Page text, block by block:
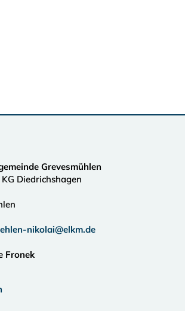
Grevesmühlen
Diedrichshagen
nikolai@elkm.de
Fronek